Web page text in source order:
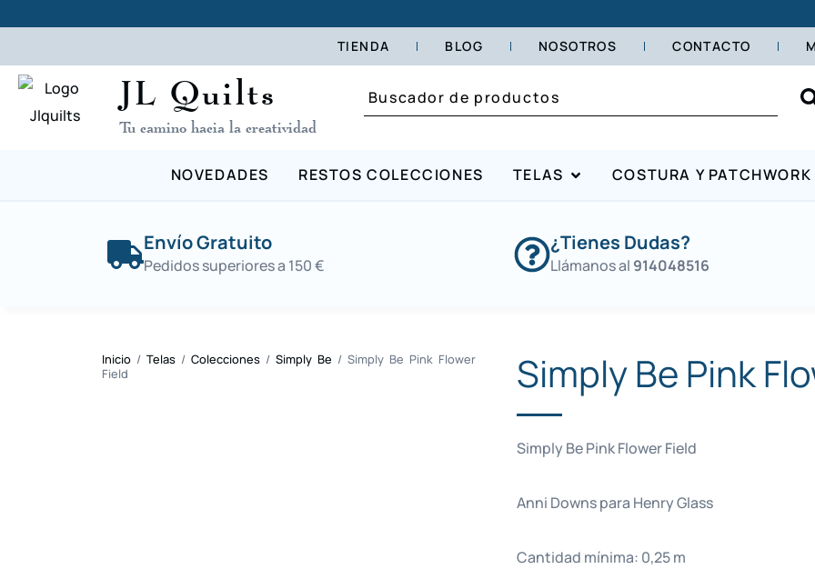
TIENDA BLOG NOSOTROS CONTACTO
JL Quilts
Tu camino hacia la creatividad
NOVEDADES RESTOS COLECCIONES TELAS COSTURA Y PATCHWORK
Envío Gratuito
Pedidos superiores a 150 €
¿Tienes Dudas?
Llámanos al 914048516
Inicio / Telas / Colecciones / Simply Be / Simply Be Pink Flower
Field
Simply Be Pink
Simply Be Pink Flower Field
Anni Downs para Henry Glass
Cantidad mínima: 0,25 m